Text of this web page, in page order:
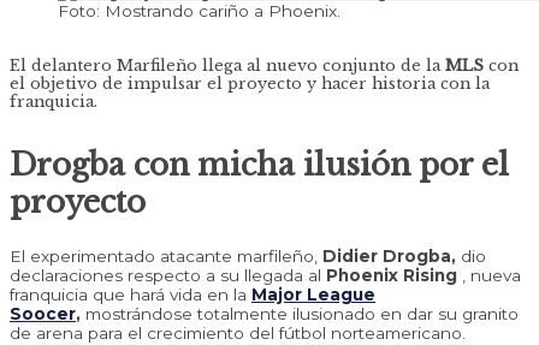
Foto: Mostrando cariño a Phoenix.
El delantero Marfileño llega al nuevo conjunto de laMLS con
el objetivo de impulsar el proyecto y hacer historia con la
franquicia.
Drogba con micha ilusión por el
proyecto
El experimentado atacante marfileño, Didier Drogba, dio
declaraciones respecto a su llegada al Phoenix Rising , nueva
franquicia que hará vida en la Major League
Soocer, mostrándose totalmente ilusionado en dar su granito
de arena para el crecimiento del fútbol norteamericano.